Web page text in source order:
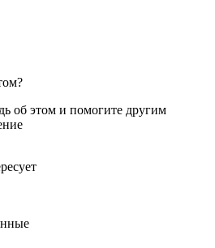
об этом и помогите другим